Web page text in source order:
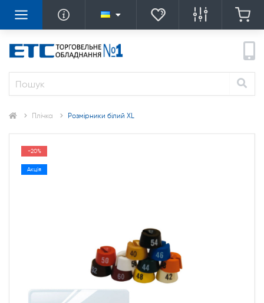
Плічка Розмірники білий XL
-20%
Акція